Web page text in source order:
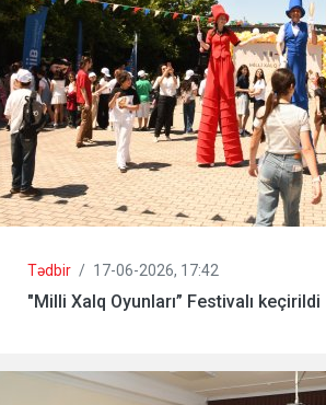
Tədbir / 17-06-2026, 17:42
"Milli Xalq Oyunları” Festivalı